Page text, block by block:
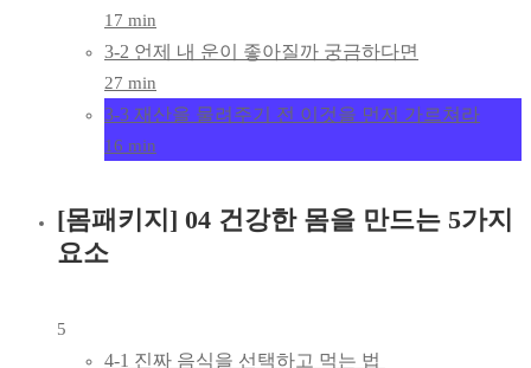
17 min
3-2 언제 내 운이 좋아질까 궁금하다면
27 min
3-3 재산을 물려주기 전 이것을 먼저 가르쳐라
16 min
[몸패키지] 04 건강한 몸을 만드는 5가지
요소
5
4-1 진짜 음식을 선택하고 먹는 법